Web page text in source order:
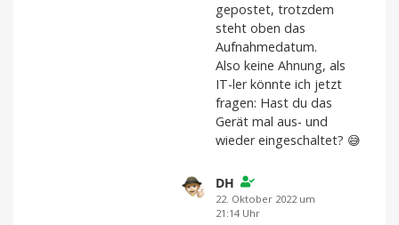
gepostet, trotzdem
steht oben das
Aufnahmedatum.
Also keine Ahnung, als
IT-ler könnte ich jetzt
fragen: Hast du das
Gerät mal aus- und
wieder eingeschaltet? 😅
DH
22. Oktober 2022 um
21:14 Uhr